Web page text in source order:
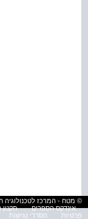
© מטח - המרכז לטכנולוגיה
אינדקס הספרים
תקנון
פרטיות
הסדרי נגישות